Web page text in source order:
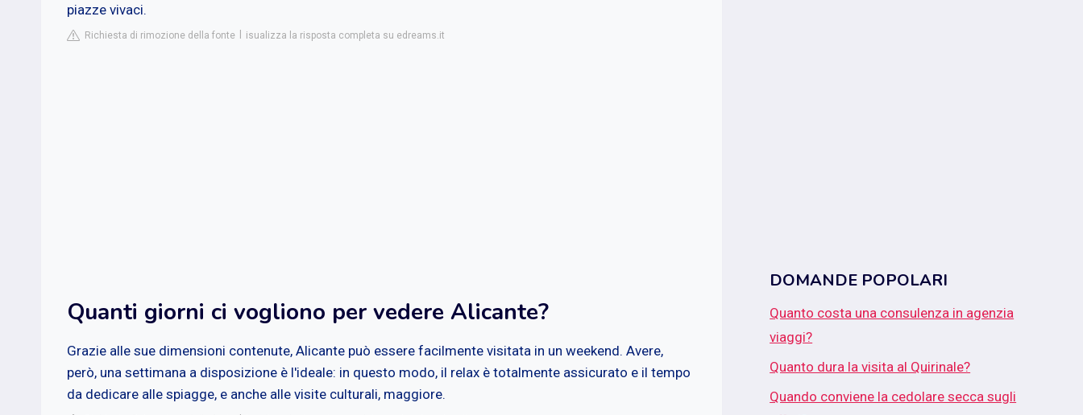
piazze vivaci.
Richiesta di rimozione della fonte isualizza la risposta completa su edreams.it
Quanti giorni ci vogliono per vedere Alicante?
Grazie alle sue dimensioni contenute, Alicante può essere facilmente visitata in un weekend. Avere,
però, una settimana a disposizione è l'ideale: in questo modo, il relax è totalmente assicurato e il tempo
da dedicare alle spiagge, e anche alle visite culturali, maggiore.
DOMANDE POPOLARI
Quanto costa una consulenza in agenzia
viaggi?
Quanto dura la visita al Quirinale?
Quando conviene la cedolare secca sugli